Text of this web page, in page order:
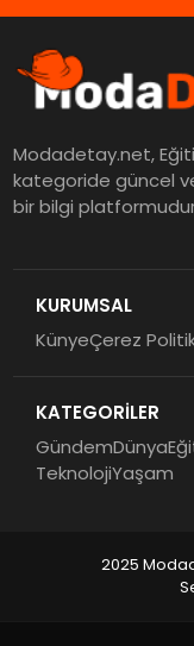
Modadetay.net,
kategoride güncel
bir bilgi
KURUMSAL
KünyeÇerez
KATEGORİLER
GündemDünya
TeknolojiYaşam
2025